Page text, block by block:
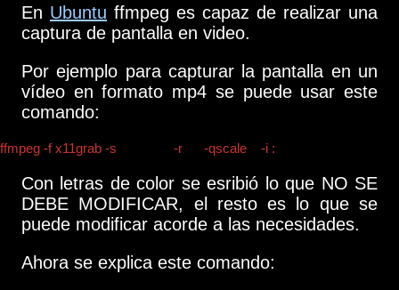
En Ubuntu ffmpeg es capaz de realizar una
captura de pantalla en video.
Por ejemplo para capturar la pantalla en un
vídeo en formato mp4 se puede usar este
comando:
ffmpeg -f x11grab -s -r -qscale -i :
Con letras de color se esribió lo que NO SE
DEBE MODIFICAR, el resto es lo que se
puede modificar acorde a las necesidades.
Ahora se explica este comando: